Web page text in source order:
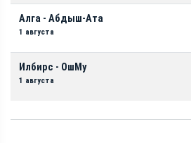
Алга - Абдыш-Ата
1 августа
Илбирс - ОшМу
1 августа